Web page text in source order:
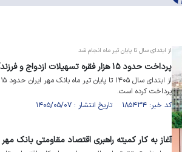
از ابتدای سال تا پایان تیر ماه انجام شد
پرداخت حدود ۱۵ هزار فقره تسهیلات ازدواج و فرزندآوری توسط بانک مهر ایران
پرداخت کرده است.
کد خبر: ۱۸۵۴۳۴ تاریخ انتشار : ۱۴۰۵/۰۵/۰۷
آغاز به کار کمیته راهبری اقتصاد مقاومتی بانک مهر